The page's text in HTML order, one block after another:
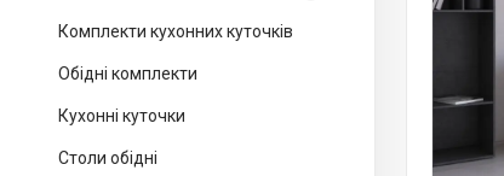
Комплекти кухонних куточків
Обідні комплекти
Кухонні куточки
Столи обідні